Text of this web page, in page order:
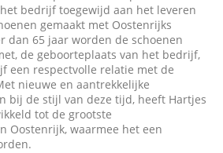
bedrijf toegewijd aan het leveren
gemaakt met Oostenrijks
dan 65 jaar worden de schoenen
de geboorteplaats van het bedrijf,
een respectvolle relatie met de
nieuwe en aantrekkelijke
bij de stijl van deze tijd, heeft Hartjes
tot de grootste
Oostenrijk, waarmee het een